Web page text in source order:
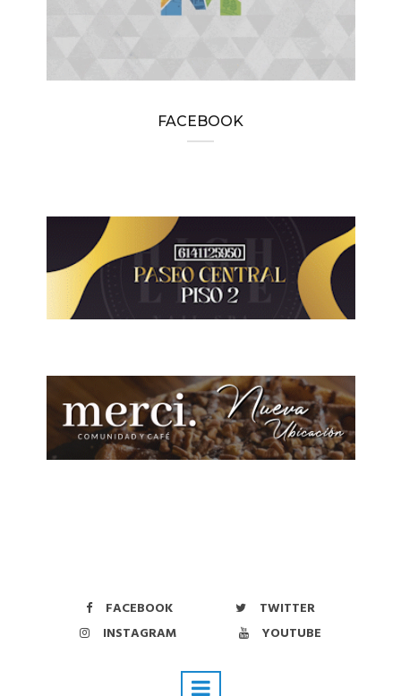
FACEBOOK
FACEBOOK
TWITTER
INSTAGRAM
YOUTUBE